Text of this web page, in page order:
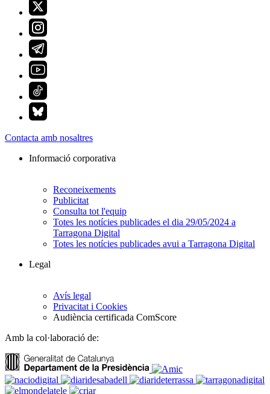
Contacta amb nosaltres
Informació corporativa
Reconeixements
Publicitat
Consulta tot l'equip
Totes les notícies publicades el dia 29/05/2024 a
Tarragona Digital
Totes les notícies publicades avui a Tarragona Digital
Legal
Avís legal
Privacitat i Cookies
Audiència certificada ComScore
Amb la col·laboració de: